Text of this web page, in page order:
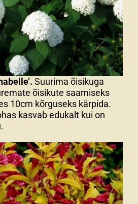
Suurima õisikuga
õisikute saamiseks
10cm kõrguseks kärpida.
kasvab edukalt kui on